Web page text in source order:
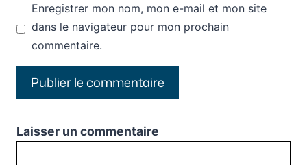
Enregistrer mon nom, mon e-mail et mon site
dans le navigateur pour mon prochain
commentaire.
Laisser un commentaire